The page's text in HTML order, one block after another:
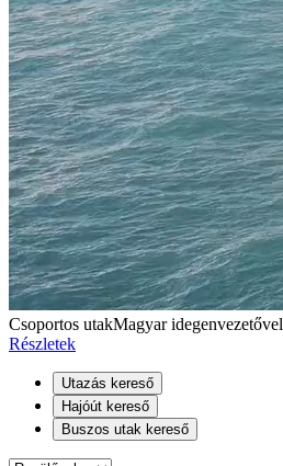
Csoportos utakMagyar idegenvezetővel
Részletek
Utazás kereső
Hajóút kereső
Buszos utak kereső